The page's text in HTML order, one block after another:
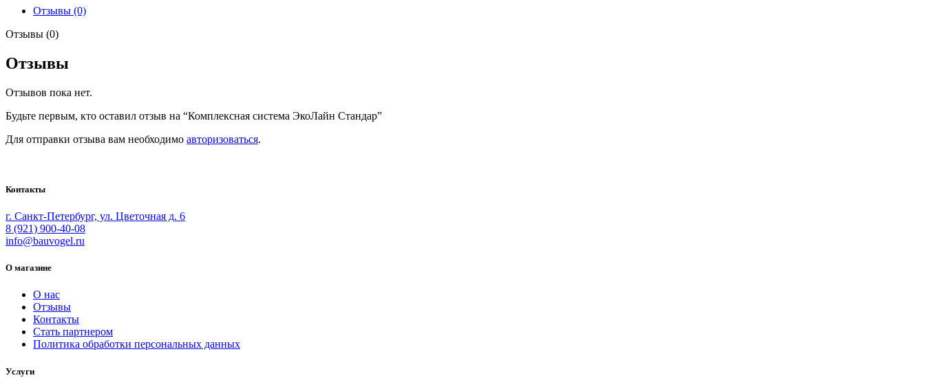
Отзывы (0)
Отзывы (0)
Отзывы
Отзывов пока нет.
Будьте первым, кто оставил отзыв на “Комплексная система ЭкоЛайн Стандар”
Для отправки отзыва вам необходимо авторизоваться.
Контакты
г. Санкт-Петербург, ул. Цветочная д. 6
8 (921) 900-40-08
info@bauvogel.ru
О магазине
О нас
Отзывы
Контакты
Стать партнером
Политика обработки персональных данных
Услуги